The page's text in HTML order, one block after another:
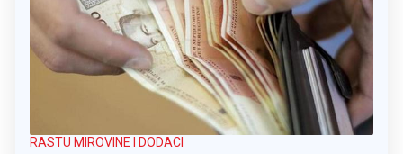
RASTU MIROVINE I DODACI